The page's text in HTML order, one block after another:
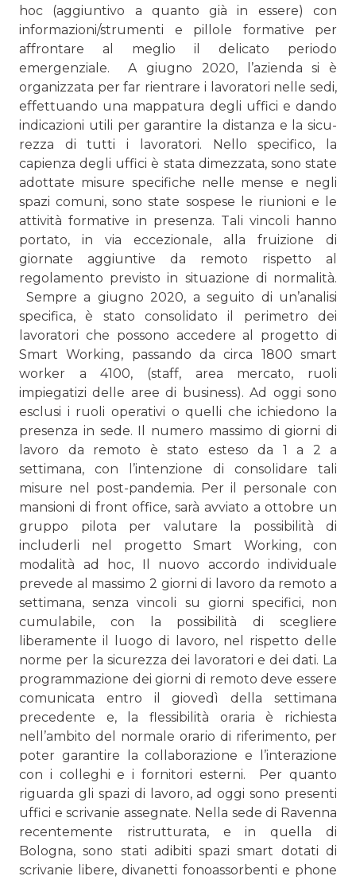
hoc (aggiuntivo a quanto già in essere) con
informazioni/strumenti e pillole formative per
affrontare al meglio il delicato periodo
emergenziale. A giugno 2020, l’azienda si è
organizzata per far rientrare i lavoratori nelle sedi,
effettuando una mappatura degli uffici e dando
indicazioni utili per garantire la distanza e la sicu­
rezza di tutti i lavoratori. Nello specifico, la
capienza degli uffici è stata dimezzata, sono state
adottate misure speci­fiche nelle mense e negli
spazi comuni, sono state sospese le riunioni e le
attività formative in presenza. Tali vincoli hanno
portato, in via eccezionale, alla fruizione di
giornate aggiuntive da remoto rispetto al
regolamento previsto in situazione di normalità.
Sempre a giugno 2020, a seguito di un’analisi
specifica, è stato consolidato il perimetro dei
lavoratori che possono ac­cedere al progetto di
Smart Working, passando da circa 1800 smart
worker a 4100, (staff, area mercato, ruoli
impiegatizi delle aree di business). Ad oggi sono
esclusi i ruoli operativi o quelli che ichiedono la
presenza in sede. Il numero mas­simo di giorni di
lavoro da remoto è stato esteso da 1 a 2 a
settimana, con l’intenzione di consolidare tali
misure nel post-pandemia. Per il personale con
mansioni di front office, sarà avviato a ottobre un
gruppo pilota per valutare la possi­bilità di
includerli nel progetto Smart Working, con
modalità ad hoc, Il nuovo accordo individuale
prevede al massimo 2 giorni di lavoro da remoto a
settimana, senza vincoli su giorni specifi­ci, non
cumulabile, con la possibilità di scegliere
liberamente il luogo di lavoro, nel rispetto delle
norme per la sicurezza dei lavoratori e dei dati. La
programmazione dei giorni di re­moto deve essere
comunicata entro il giovedì della settimana
precedente e, la flessibilità oraria è richiesta
nell’ambito del normale orario di riferimento, per
poter garantire la collabo­razione e l’interazione
con i colleghi e i fornitori esterni. Per quanto
riguarda gli spazi di lavoro, ad oggi sono presenti
uffici e scrivanie assegnate. Nella sede di Ravenna
recente­mente ristrutturata, e in quella di
Bologna, sono stati adibiti spazi smart dotati di
scrivanie libere, divanetti fonoassor­benti e phone